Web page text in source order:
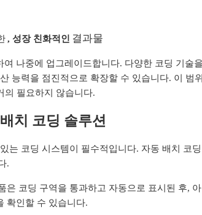
, 성장 친화적인 결과물
나중에 업그레이드합니다. 다양한 코딩 기술
능력을 점진적으로 확장할 수 있습니다. 이 범
의 필요하지 않습니다.
치 코딩 솔루션
는 코딩 시스템이 필수적입니다. 자동 배치 코
.
은 코딩 구역을 통과하고 자동으로 표시된 후,
확인할 수 있습니다.